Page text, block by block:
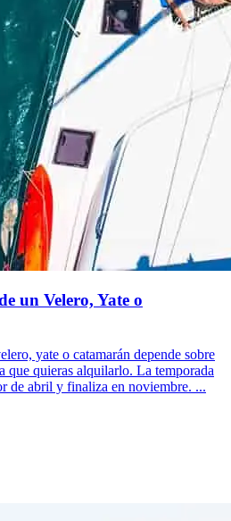
un Velero, Yate o
yate o catamarán depende sobre
que quieras alquilarlo. La temporada
de abril y finaliza en noviembre. ...